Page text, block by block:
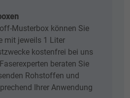
Musterbox können Sie
mit jeweils 1 Liter
kostenfrei bei uns
beraten Sie
Rohstoffen und
Ihrer Anwendung